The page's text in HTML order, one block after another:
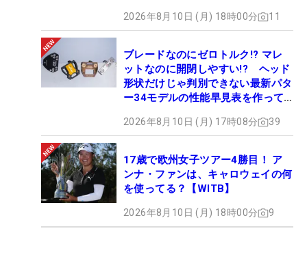
2026年8月10日 (月) 18時00分 11
ブレードなのにゼロトルク!? マレ
ットなのに開閉しやすい!? ヘッド
形状だけじゃ判別できない最新パタ
ー34モデルの性能早見表を作って
2026年8月10日 (月) 17時08分 39
17歳で欧州女子ツアー4勝目！ ア
ンナ・ファンは、キャロウェイの何
を使ってる？【WITB】
2026年8月10日 (月) 18時00分 9